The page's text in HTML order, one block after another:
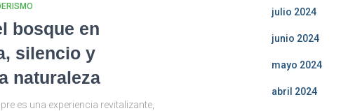
bosque en
silencio y
naturaleza
es una experiencia revitalizante,
julio 2024
junio 2024
mayo 2024
abril 2024